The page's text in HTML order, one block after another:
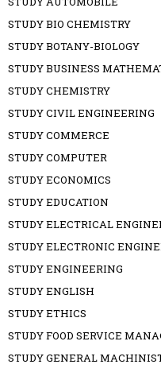
STUDY BIO CHEMISTRY
STUDY BOTANY-BIOLOGY
STUDY BUSINESS
STUDY CHEMISTRY
STUDY CIVIL ENGINEERING
STUDY COMMERCE
STUDY COMPUTER
STUDY ECONOMICS
STUDY EDUCATION
STUDY ELECTRICAL
STUDY ELECTRONIC
STUDY ENGINEERING
STUDY ENGLISH
STUDY ETHICS
STUDY FOOD SERVICE
STUDY GENERAL